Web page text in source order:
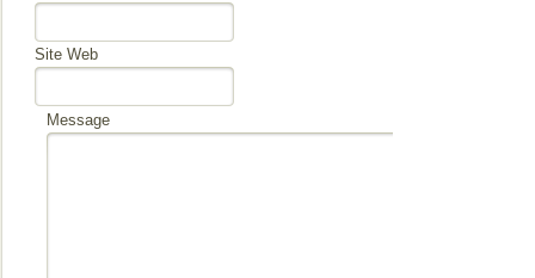
Site Web
Message